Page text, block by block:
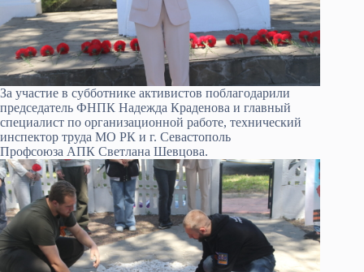
За участие в субботнике активистов поблагодарили
председатель ФНПК Надежда Краденова и главный
специалист по организационной работе, технический
инспектор труда МО РК и г. Севастополь
Профсоюза АПК Светлана Шевцова.